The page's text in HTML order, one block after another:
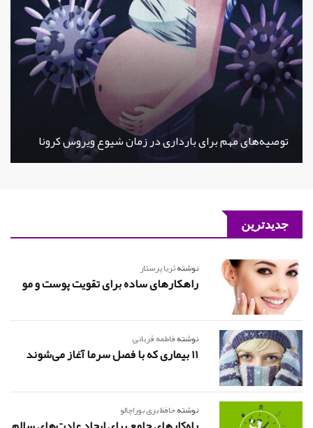
توصیه‌های مهم برای بارداری در زمان شیوع ویروس کرونا
جدیدترین
نوشتهثریا پرستار
راهکارهای ساده برای تقویت پوست و مو
نوشتهفاطمه قربانی
11 بیماری که با فصل سرما آغاز می‌شوند
نوشتهحافظ بری بوراچالو